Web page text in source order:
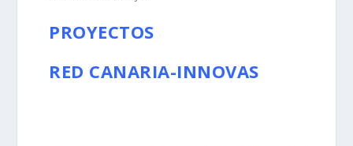
PROYECTOS
RED CANARIA-INNOVAS